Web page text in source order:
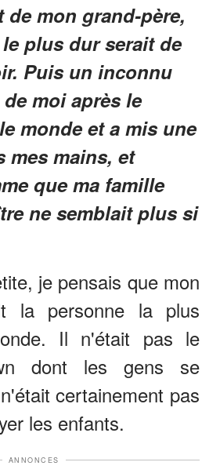
de mon grand-père,
plus dur serait de
Puis un inconnu
moi après le
monde et a mis une
mes mains, et
que ma famille
ne semblait plus si
je pensais que mon
la personne la plus
Il n'était pas le
dont les gens se
certainement pas
les enfants.
ANNONCES